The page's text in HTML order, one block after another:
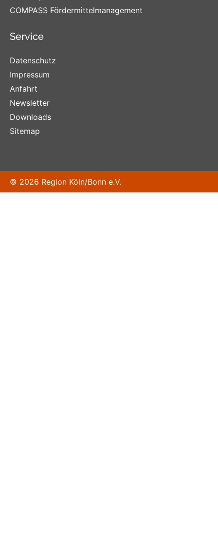
COMPASS Fördermittelmanagement
Service
Datenschutz
Impressum
Anfahrt
Newsletter
Downloads
Sitemap
© 2026 Region Köln/Bonn e.V.